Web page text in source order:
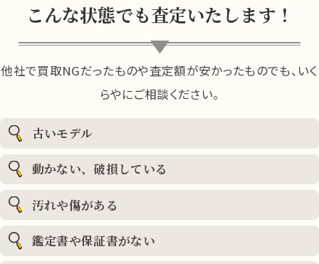
こんな状態でも査定いたします！
他社で買取NGだったものや査定額が安かったものでも、いく
らやにご相談ください。
古いモデル
動かない、破損している
汚れや傷がある
鑑定書や保証書がない